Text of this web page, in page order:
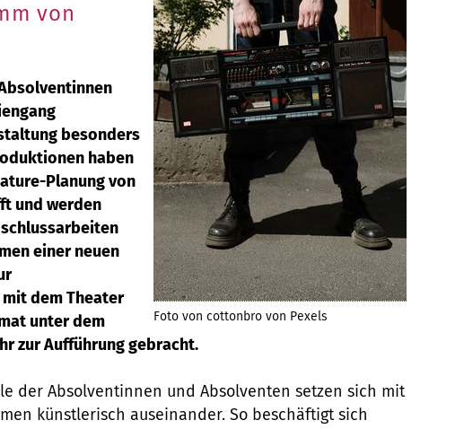
Foto von cottonbro von Pexels
von
besonders
haben
Planung von
und werden
einer neuen
dem Theater
unter dem
zur Aufführung gebracht.
der Absolventinnen und Absolventen setzen sich mit
künstlerisch auseinander. So beschäftigt sich